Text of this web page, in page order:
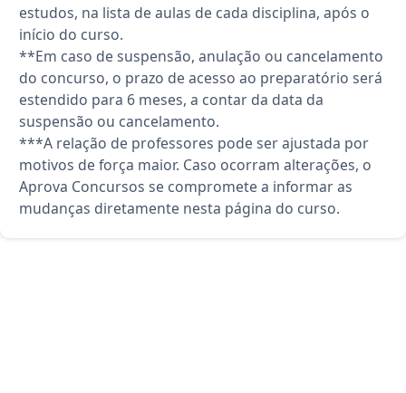
estudos, na lista de aulas de cada disciplina, após o
início do curso.
**Em caso de suspensão, anulação ou cancelamento
do concurso, o prazo de acesso ao preparatório será
estendido para 6 meses, a contar da data da
suspensão ou cancelamento.
***A relação de professores pode ser ajustada por
motivos de força maior. Caso ocorram alterações, o
Aprova Concursos se compromete a informar as
mudanças diretamente nesta página do curso.